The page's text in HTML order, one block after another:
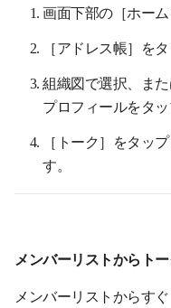
画面下部の［ホーム
［アドレス帳］を
組織図で選択、ま
プロフィールをタッ
［トーク］をタッ
す。
メンバーリストからト
メンバーリストからす